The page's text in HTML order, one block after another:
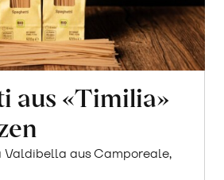
aus «Timilia»
Valdibella aus Camporeale,